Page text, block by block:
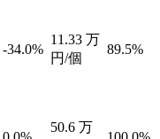
-34.0%
11.33 万
円/個
89.5%
50.6 万